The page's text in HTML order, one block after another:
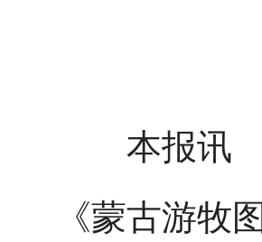
本报讯 （
《蒙古游牧